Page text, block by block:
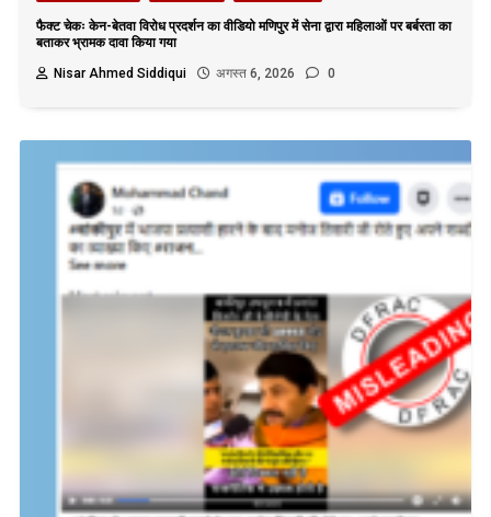
फैक्ट चेकः केन-बेतवा विरोध प्रदर्शन का वीडियो मणिपुर में सेना द्वारा महिलाओं पर बर्बरता का
बताकर भ्रामक दावा किया गया
Nisar Ahmed Siddiqui
अगस्त 6, 2026 0